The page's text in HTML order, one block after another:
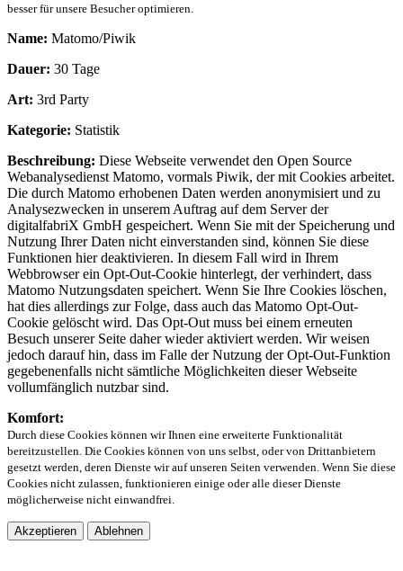
besser für unsere Besucher optimieren.
Name: Matomo/Piwik
Dauer: 30 Tage
Art: 3rd Party
Kategorie: Statistik
Beschreibung: Diese Webseite verwendet den Open Source
Webanalysedienst Matomo, vormals Piwik, der mit Cookies arbeitet.
Die durch Matomo erhobenen Daten werden anonymisiert und zu
Analysezwecken in unserem Auftrag auf dem Server der
digitalfabriX GmbH gespeichert. Wenn Sie mit der Speicherung und
Nutzung Ihrer Daten nicht einverstanden sind, können Sie diese
Funktionen hier deaktivieren. In diesem Fall wird in Ihrem
Webbrowser ein Opt-Out-Cookie hinterlegt, der verhindert, dass
Matomo Nutzungsdaten speichert. Wenn Sie Ihre Cookies löschen,
hat dies allerdings zur Folge, dass auch das Matomo Opt-Out-
Cookie gelöscht wird. Das Opt-Out muss bei einem erneuten
Besuch unserer Seite daher wieder aktiviert werden. Wir weisen
jedoch darauf hin, dass im Falle der Nutzung der Opt-Out-Funktion
gegebenenfalls nicht sämtliche Möglichkeiten dieser Webseite
vollumfänglich nutzbar sind.
Komfort:
Durch diese Cookies können wir Ihnen eine erweiterte Funktionalität
bereitzustellen. Die Cookies können von uns selbst, oder von Drittanbietern
gesetzt werden, deren Dienste wir auf unseren Seiten verwenden. Wenn Sie diese
Cookies nicht zulassen, funktionieren einige oder alle dieser Dienste
möglicherweise nicht einwandfrei.
Akzeptieren Ablehnen